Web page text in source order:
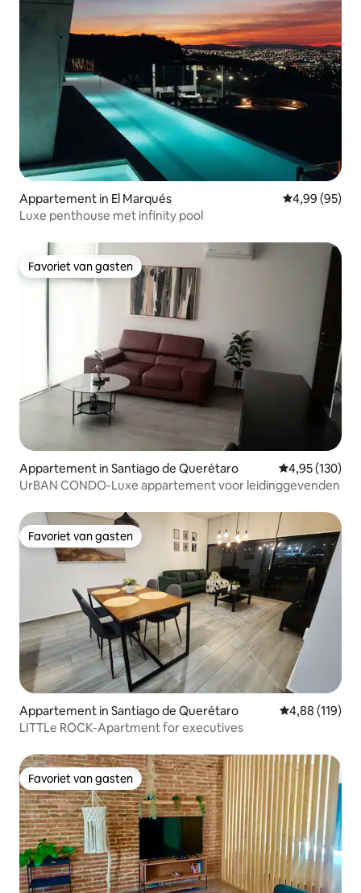
Appartement in El Marqués Gemiddelde
4,99 (95)
Luxe penthouse met infinity pool
Favoriet van gasten
Favoriet van gasten
Appartement in Santiago de Querétaro Gemiddelde
4,95 (130)
UrBAN CONDO-Luxe appartement voor leidinggevenden
Favoriet van gasten
Favoriet van gasten
Appartement in Santiago de Querétaro Gemiddelde
4,88 (119)
LITTLe ROCK-Apartment for executives
Favoriet van gasten
Favoriet van gasten